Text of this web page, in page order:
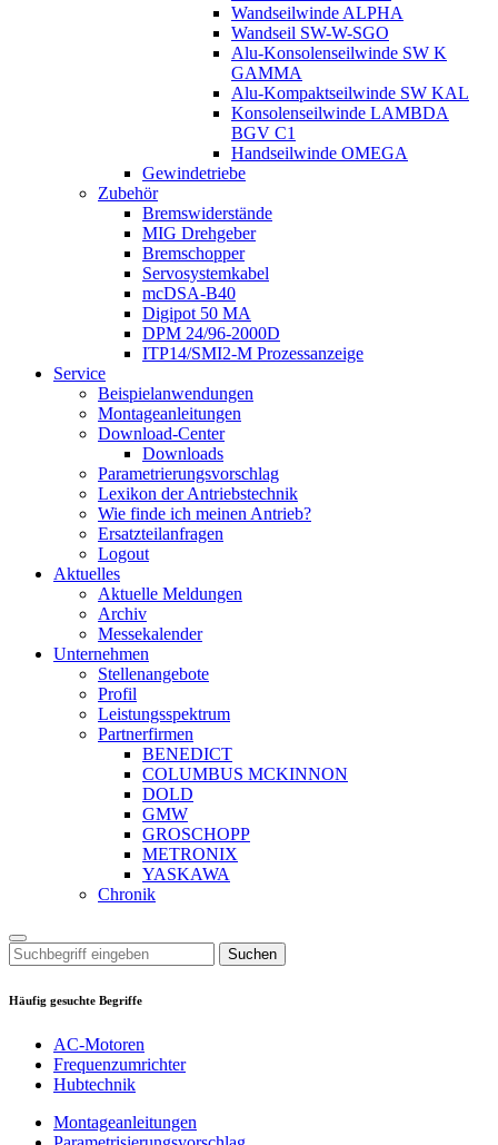
Wandseilwinde ALPHA
Wandseil SW-W-SGO
Alu-Konsolenseilwinde SW K
GAMMA
Alu-Kompaktseilwinde SW KAL
Konsolenseilwinde LAMBDA
BGV C1
Handseilwinde OMEGA
Gewindetriebe
Zubehör
Bremswiderstände
MIG Drehgeber
Bremschopper
Servosystemkabel
mcDSA-B40
Digipot 50 MA
DPM 24/96-2000D
ITP14/SMI2-M Prozessanzeige
Service
Beispielanwendungen
Montageanleitungen
Download-Center
Downloads
Parametrierungsvorschlag
Lexikon der Antriebstechnik
Wie finde ich meinen Antrieb?
Ersatzteilanfragen
Logout
Aktuelles
Aktuelle Meldungen
Archiv
Messekalender
Unternehmen
Stellenangebote
Profil
Leistungsspektrum
Partnerfirmen
BENEDICT
COLUMBUS MCKINNON
DOLD
GMW
GROSCHOPP
METRONIX
YASKAWA
Chronik
Suchen
Häufig gesuchte Begriffe
AC-Motoren
Frequenzumrichter
Hubtechnik
Montageanleitungen